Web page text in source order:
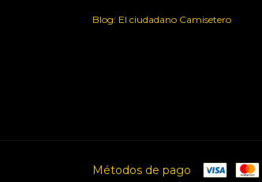
Blog: El ciudadano Camisetero
Métodos de pago